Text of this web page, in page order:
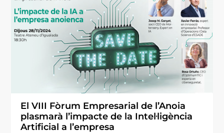
El VIII Fòrum Empresarial de l’Anoia
plasmarà l’impacte de la Intel·ligència
Artificial a l’empresa